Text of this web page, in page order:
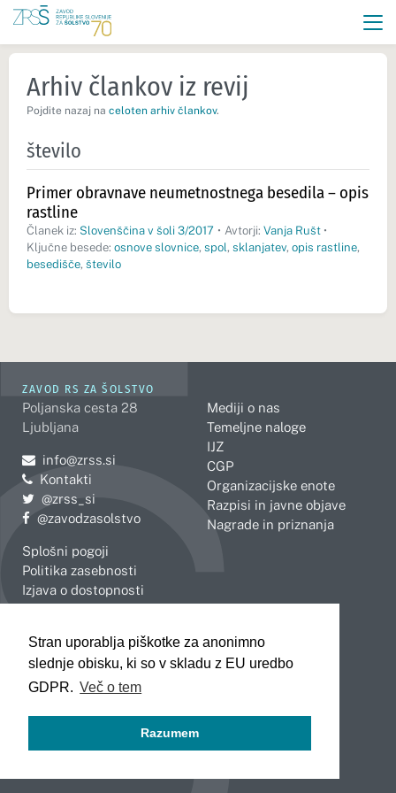
Stran uporablja piškotke za anonimno
slednje obisku, ki so v skladu z EU uredbo
GDPR. Več o tem
Razumem
Arhiv člankov iz revij
Pojdite nazaj na celoten arhiv člankov.
število
Primer obravnave neumetnostnega besedila – opis
rastline
Članek iz: Slovenščina v šoli 3/2017 • Avtorji: Vanja Rušt •
Ključne besede: osnove slovnice, spol, sklanjatev, opis rastline,
besedišče, število
ZAVOD RS ZA ŠOLSTVO
Poljanska cesta 28
Ljubljana
Pošljite e-mail na
info@zrss.si
Kontakti
Pojdite na Twitter:
@zrss_si
Pojdite na Facebook:
@zavodzasolstvo
Splošni pogoji
Politika zasebnosti
Izjava o dostopnosti
Mediji o nas
Temeljne naloge
IJZ
CGP
Organizacijske enote
Razpisi in javne objave
Nagrade in priznanja
Celje
Koper
Kranj
Novo mesto
Slovenj Gradec